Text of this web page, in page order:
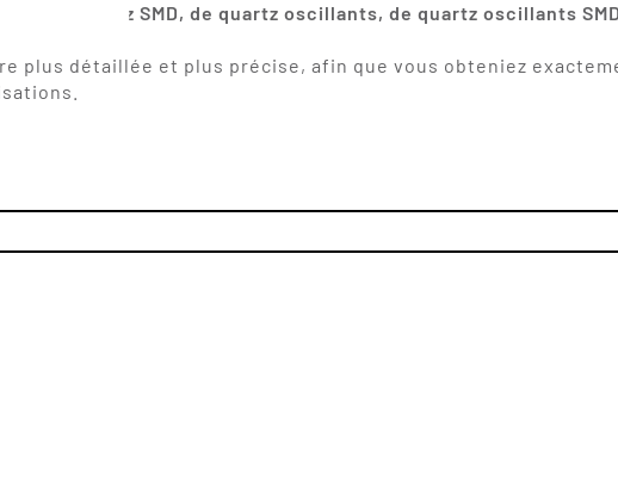
de quartz SMD, de quartz oscillants, de quartz oscillants
plus détaillée et plus précise, afin que vous obteniez